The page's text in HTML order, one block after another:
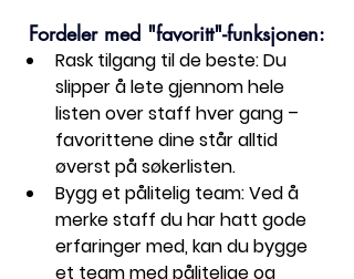
Fordeler med "favoritt"-funksjonen:
Rask tilgang til de beste: Du
slipper å lete gjennom hele
listen over staff hver gang –
favorittene dine står alltid
øverst på søkerlisten.
Bygg et pålitelig team: Ved å
merke staff du har hatt gode
erfaringer med, kan du bygge
et team med pålitelige og